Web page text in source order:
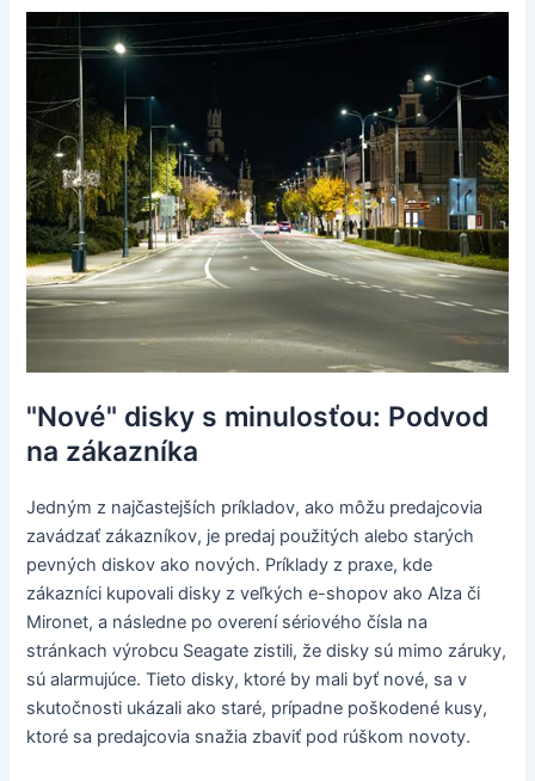
"Nové" disky s minulosťou: Podvod
na zákazníka
Jedným z najčastejších príkladov, ako môžu predajcovia
zavádzať zákazníkov, je predaj použitých alebo starých
pevných diskov ako nových. Príklady z praxe, kde
zákazníci kupovali disky z veľkých e-shopov ako Alza či
Mironet, a následne po overení sériového čísla na
stránkach výrobcu Seagate zistili, že disky sú mimo záruky,
sú alarmujúce. Tieto disky, ktoré by mali byť nové, sa v
skutočnosti ukázali ako staré, prípadne poškodené kusy,
ktoré sa predajcovia snažia zbaviť pod rúškom novoty.